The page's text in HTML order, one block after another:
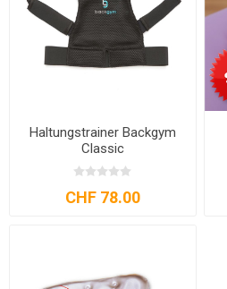
Haltungstrainer Backgym
Classic
CHF 78.00